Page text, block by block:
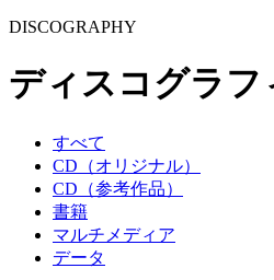
DISCOGRAPHY
ディスコグラフ
すべて
CD（オリジナル）
CD（参考作品）
書籍
マルチメディア
データ